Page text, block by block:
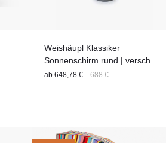
Weishäupl Klassiker
Sonnenschirm rund | versch.
Größen
ab 648,78 € 688 €